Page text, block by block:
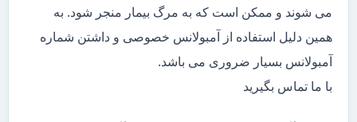
می شوند و ممکن است که به مرگ بیمار منجر شود. به
همین دلیل استفاده از آمبولانس خصوصی و داشتن شماره
آمبولانس بسیار ضروری می باشد.
با ما تماس بگیرید